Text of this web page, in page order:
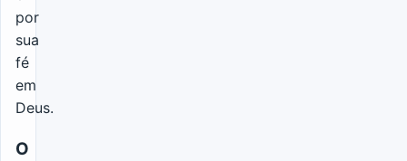
por
sua
fé
em
Deus.
O